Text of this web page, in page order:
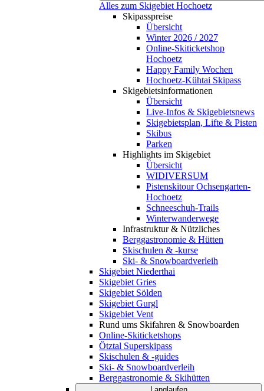
Alles zum Skigebiet Hochoetz
Skipasspreise
Übersicht
Winter 2026 / 2027
Online-Skiticketshop
Hochoetz
Happy Family Wochen
Hochoetz-Kühtai Skipass
Skigebietsinformationen
Übersicht
Live-Infos & Skigebietsnews
Skigebietsplan, Lifte & Pisten
Skibus
Parken
Highlights im Skigebiet
Übersicht
WIDIVERSUM
Pistenskitour Ochsengarten-
Hochoetz
Schneeschuh-Trails
Winterwanderwege
Infrastruktur & Nützliches
Berggastronomie & Hütten
Skischulen & -kurse
Ski- & Snowboardverleih
Skigebiet Niederthai
Skigebiet Gries
Skigebiet Sölden
Skigebiet Gurgl
Skigebiet Vent
Rund ums Skifahren & Snowboarden
Online-Skiticketshops
Ötztal Superskipass
Skischulen & -guides
Ski- & Snowboardverleih
Berggastronomie & Skihütten